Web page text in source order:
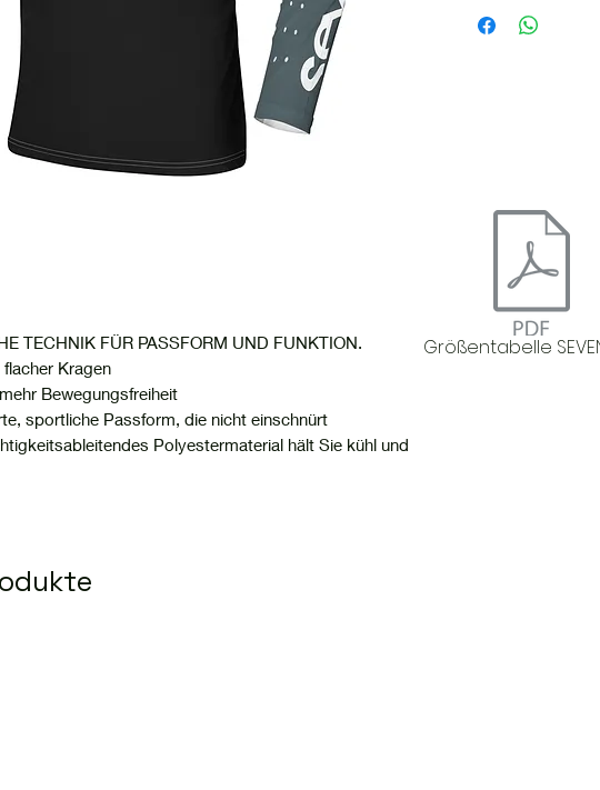
TECHNIK FÜR PASSFORM UND FUNKTION.
Kragen
Bewegungsfreiheit
sportliche Passform, die nicht einschnürt
Polyestermaterial hält Sie kühl und
Größentabelle